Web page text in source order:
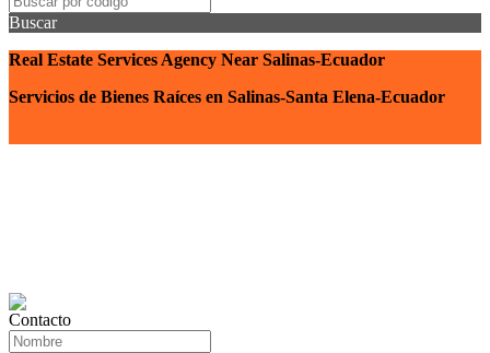
Buscar
Real Estate Services Agency Near Salinas-Ecuador
Servicios de Bienes Raíces en Salinas-Santa Elena-Ecuador
Contacto